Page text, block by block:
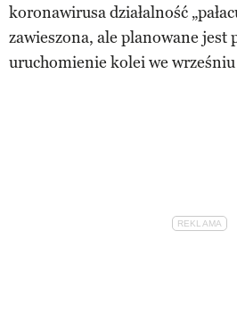
koronawirusa działalność
zawieszona, ale planowane jest
uruchomienie kolei we